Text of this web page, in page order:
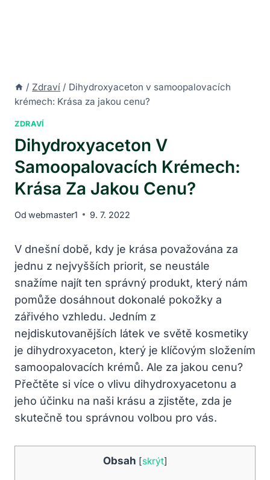
/ Zdraví / Dihydroxyaceton v samoopalovacích
krémech: Krása za jakou cenu?
ZDRAVÍ
Dihydroxyaceton V
Samoopalovacích Krémech:
Krása Za Jakou Cenu?
Od webmaster1 9. 7. 2022
V dnešní době, kdy je krása považována za
jednu z nejvyšších priorit, se neustále
snažíme najít ten správný produkt, který nám
pomůže dosáhnout dokonalé pokožky a
zářivého vzhledu. Jedním z
nejdiskutovanějších látek ve světě kosmetiky
je dihydroxyaceton, který je klíčovým složením
samoopalovacích krémů. Ale za jakou cenu?
Přečtěte si více o vlivu dihydroxyacetonu a
jeho účinku na naši krásu a zjistěte, zda je
skutečně tou správnou volbou pro vás.
Obsah [skrýt]